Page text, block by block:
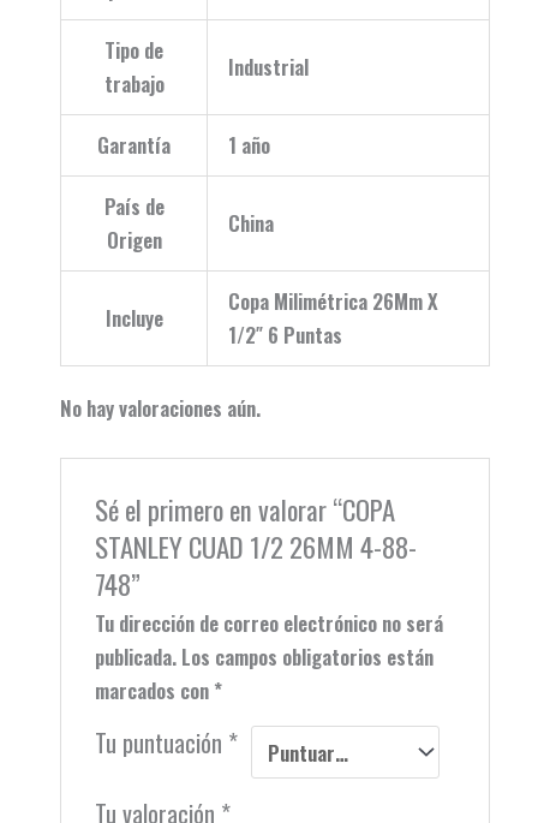
Tipo de
trabajo
Industrial
Garantía 1 año
País de
Origen
China
Incluye
Copa Milimétrica 26Mm X
1/2″ 6 Puntas
No hay valoraciones aún.
Sé el primero en valorar “COPA
STANLEY CUAD 1/2 26MM 4-88-
748”
Tu dirección de correo electrónico no será
publicada. Los campos obligatorios están
marcados con *
Tu puntuación *
Tu valoración *